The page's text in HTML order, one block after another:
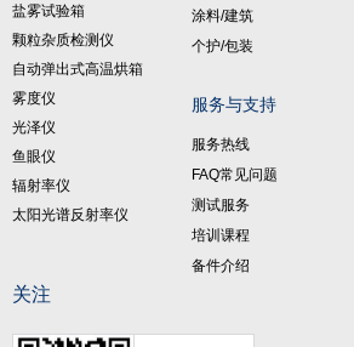
盐雾试验箱
颗粒杂质检测仪
自动弹出式高温烘箱
雾度仪
光泽仪
鱼眼仪
辐射率仪
太阳光谱反射率仪
涂料/建筑
个护/包装
服务与支持
服务热线
FAQ常见问题
测试服务
培训课程
备件介绍
关注